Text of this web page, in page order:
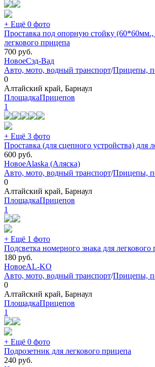
+ Ещё 0 фото
Проставка под опорную стойку
легкового прицепа
700 руб.
НовоеСэд-Вад
Авто, мото, водный транспорт/Прицепы,
0
Алтайский край, Барнаул
ПлощадкаПрицепов
1
+ Ещё 3 фото
Проставка (для сцепного устройства) для
600 руб.
НовоеAlaska (Аляска)
Авто, мото, водный транспорт/Прицепы,
0
Алтайский край, Барнаул
ПлощадкаПрицепов
1
+ Ещё 1 фото
Подсветка номерного знака для легкового
180 руб.
НовоеAL-KO
Авто, мото, водный транспорт/Прицепы,
0
Алтайский край, Барнаул
ПлощадкаПрицепов
1
+ Ещё 0 фото
Подрозетник для легкового прицепа
240 руб.